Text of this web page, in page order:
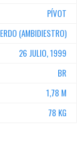
PÍVOT
(AMBIDIESTRO)
26 JULIO, 1999
BR
1,78 M
78 KG